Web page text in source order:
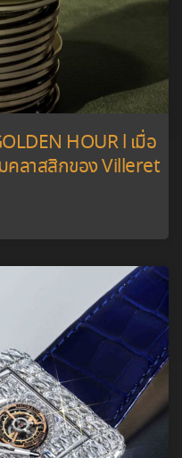
HOUR l เมื่อ
ลาสสิกของ Villeret